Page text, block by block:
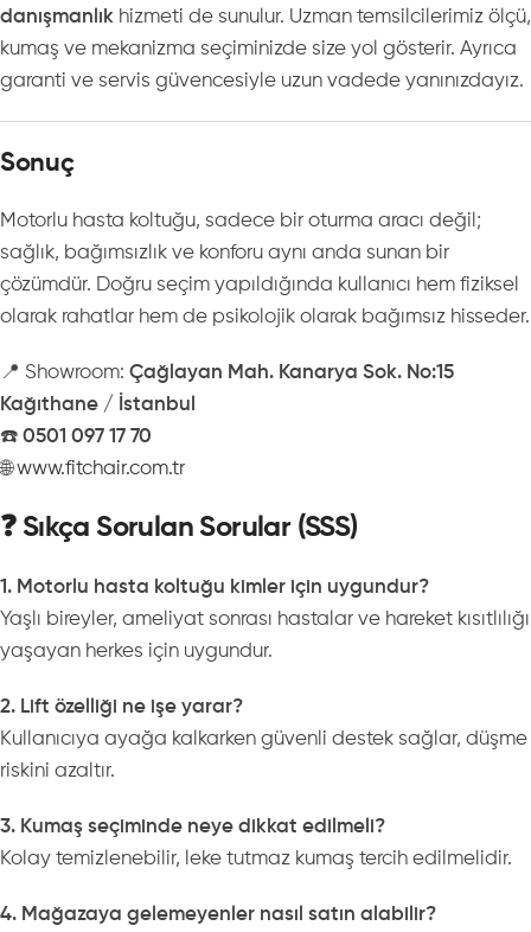
danışmanlık hizmeti de sunulur. Uzman temsilcilerimiz ölçü,
kumaş ve mekanizma seçiminizde size yol gösterir. Ayrıca
garanti ve servis güvencesiyle uzun vadede yanınızdayız.
Sonuç
Motorlu hasta koltuğu, sadece bir oturma aracı değil;
sağlık, bağımsızlık ve konforu aynı anda sunan bir
çözümdür. Doğru seçim yapıldığında kullanıcı hem fiziksel
olarak rahatlar hem de psikolojik olarak bağımsız hisseder.
📍 Showroom: Çağlayan Mah. Kanarya Sok. No:15
Kağıthane / İstanbul
☎️ 0501 097 17 70
🌐www.fitchair.com.tr
❓ Sıkça Sorulan Sorular (SSS)
1. Motorlu hasta koltuğu kimler için uygundur?
Yaşlı bireyler, ameliyat sonrası hastalar ve hareket kısıtlılığı
yaşayan herkes için uygundur.
2. Lift özelliği ne işe yarar?
Kullanıcıya ayağa kalkarken güvenli destek sağlar, düşme
riskini azaltır.
3. Kumaş seçiminde neye dikkat edilmeli?
Kolay temizlenebilir, leke tutmaz kumaş tercih edilmelidir.
4. Mağazaya gelemeyenler nasıl satın alabilir?